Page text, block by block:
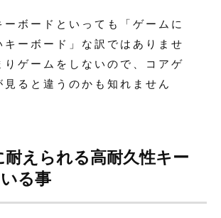
ーボードといっても「ゲームに
キーボード」な訳ではありませ
りゲームをしないので、コアゲ
見ると違うのかも知れません
耐えられる高耐久性キー
る事